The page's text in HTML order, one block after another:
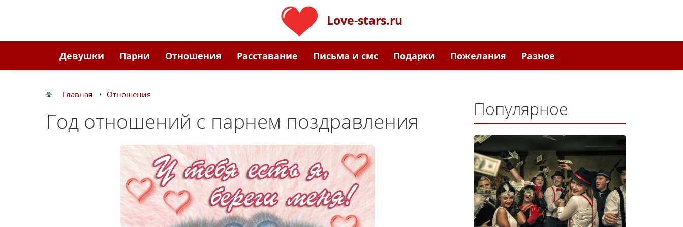
Love-stars.ru
Девушки Парни Отношения Расставание Письма и смс Подарки Пожелания Разное
Главная Отношения
Год отношений с парнем поздравления Популярное